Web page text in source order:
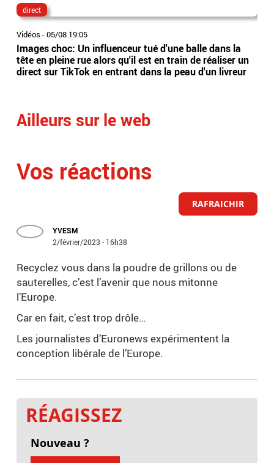
direct
Vidéos -05/08 19:05
Images choc: Un influenceur tué d'une balle dans la
tête en pleine rue alors qu'il est en train de réaliser un
direct sur TikTok en entrant dans la peau d'un livreur
Ailleurs sur le web
Vos réactions
RAFRAICHIR
YVESM
2/février/2023 - 16h38
Recyclez vous dans la poudre de grillons ou de
sauterelles, c’est l’avenir que nous mitonne
l’Europe.
Car en fait, c’est trop drôle…
Les journalistes d’Euronews expérimentent la
conception libérale de l’Europe.
RÉAGISSEZ
Nouveau ?